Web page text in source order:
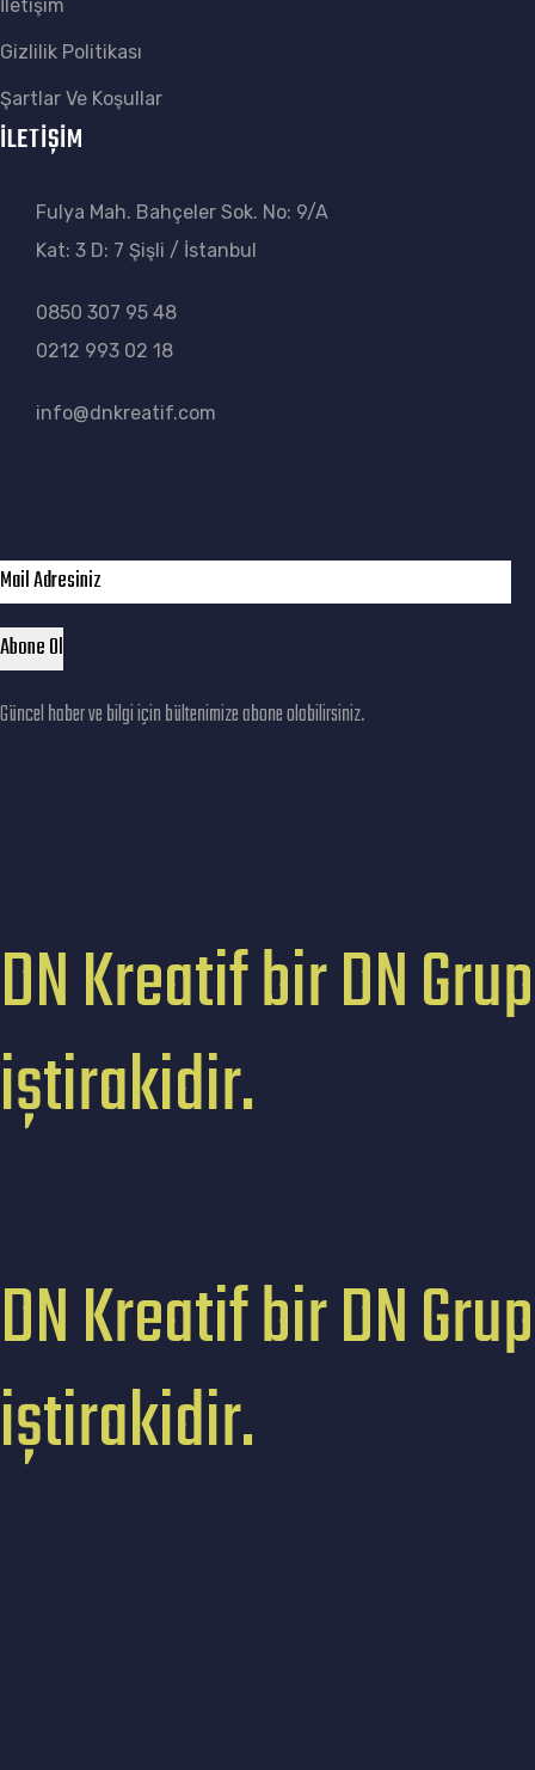
İletişim
Gizlilik Politikası
Şartlar Ve Koşullar
İLETİŞİM
Fulya Mah. Bahçeler Sok. No: 9/A
Kat: 3 D: 7 Şişli / İstanbul
0850 307 95 48
0212 993 02 18
info@dnkreatif.com
Güncel haber ve bilgi için bültenimize abone olabilirsiniz.
DN Kreatif bir DN Grup
iştirakidir.
DN Kreatif bir DN Grup
iştirakidir.